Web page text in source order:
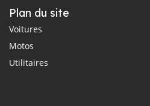
Plan du site
Voitures
Motos
Utilitaires